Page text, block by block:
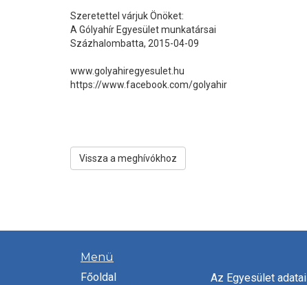
Szeretettel várjuk Önöket:
A Gólyahír Egyesület munkatársai
Százhalombatta, 2015-04-09
www.golyahiregyesulet.hu
https://www.facebook.com/golyahir
Vissza a meghívókhoz
Menü
Főoldal
Az Egyesület adatai